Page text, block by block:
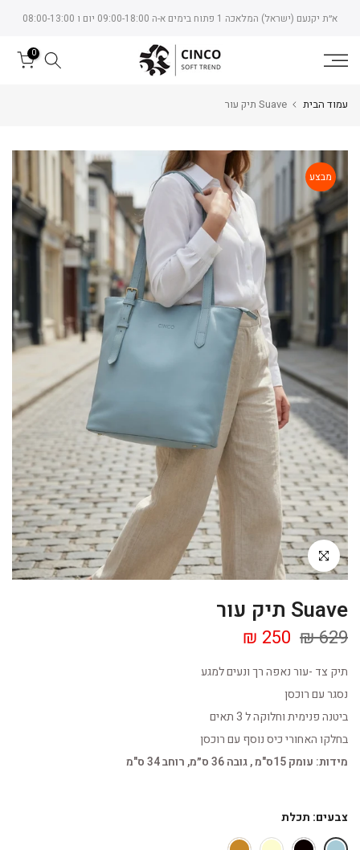
Skip
content
א״ת יקנעם (ישראל) המלאכה 1 פתוח בימים א-ה 09:00-18:00 יום ו 08:00-13:00
0
עמוד הבית Suave תיק עור
מבצע
Click to enlarge
Suave תיק עור
629 ₪
250 ₪
תיק צד -עור נאפה רך ונעים למגע
נסגר עם רוכסן
ביטנה פנימית וחלוקה ל 3 תאים
בחלקו האחורי כיס נוסף עם רוכסן
מידות: עומק 15ס"מ , גובה 36 ס״מ, רוחב 34 ס"מ
צבעים: תכלת